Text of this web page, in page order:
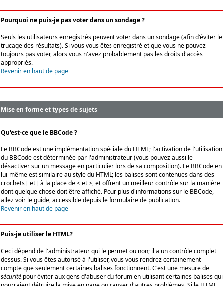
Pourquoi ne puis-je pas voter dans un sondage ?
Seuls les utilisateurs enregistrés peuvent voter dans un sondage (afin d'éviter le
trucage des résultats). Si vous vous êtes enregistré et que vous ne pouvez
toujours pas voter, alors vous n'avez probablement pas les droits d'accès
appropriés.
Revenir en haut de page
Mise en forme et types de sujets
Qu'est-ce que le BBCode ?
Le BBCode est une implémentation spéciale du HTML; l'activation de l'utilisation
du BBCode est déterminée par l'administrateur (vous pouvez aussi le
désactiver sur un message en particulier lors de sa composition). Le BBCode en
lui-même est similaire au style du HTML; les balises sont contenues dans des
crochets [ et ] à la place de < et >, et offrent un meilleur contrôle sur la manière
dont quelque chose doit être affiché. Pour plus d'informations sur le BBCode,
allez voir le guide, accessible depuis le formulaire de publication.
Revenir en haut de page
Puis-je utiliser le HTML?
Ceci dépend de l'administrateur qui le permet ou non; il a un contrôle complet
dessus. Si vous êtes autorisé à l'utiliser, vous vous rendrez certainement
compte que seulement certaines balises fonctionnent. C'est une mesure de
sécurité pour éviter aux gens d'abuser du forum en utilisant certaines balises qui